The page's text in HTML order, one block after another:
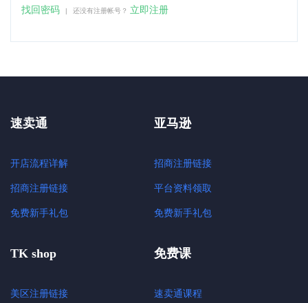
找回密码 | 还没有注册帐号？ 立即注册
速卖通
开店流程详解
招商注册链接
免费新手礼包
亚马逊
招商注册链接
平台资料领取
免费新手礼包
TK shop
美区注册链接
免费课
速卖通课程